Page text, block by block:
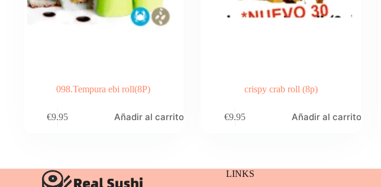
098.Tempura ebi roll(8P)
€9.95 Añadir al carrito
crispy crab roll (8p)
€9.95 Añadir al carrito
LINKS